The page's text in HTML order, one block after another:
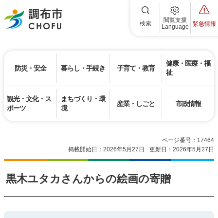
調布市 検索
閲覧支援
Language
緊急情報
防災・安全 暮らし・手続き 子育て・教育
健康・医療・福
祉
観光・文化・ス
ポーツ
まちづくり・環
境
産業・しごと 市政情報
ページ番号：17464
掲載開始日：2026年5月27日
更新日：2026年5月27日
黒木ユタカさんからの絵画の寄贈